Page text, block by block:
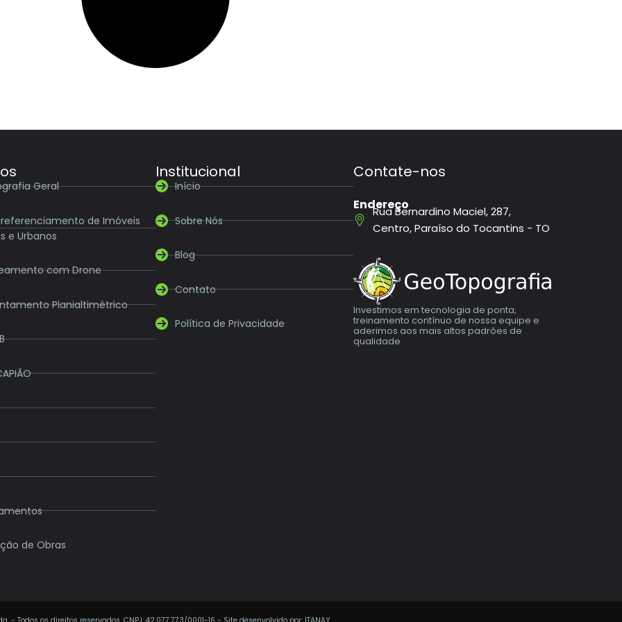
Geral
de Imóveis
e Urbanos
com Drone
Planialtimétrico
de Obras
Institucional
Início
Sobre Nós
Blog
Contato
Política de Privacidade
Contate-nos
Endereço
Rua Bernardino Maciel, 287,
Centro, Paraíso do Tocantins - TO
Investimos em tecnologia de ponta,
treinamento contínuo de nossa equipe e
aderimos aos mais altos padrões de
qualidade.